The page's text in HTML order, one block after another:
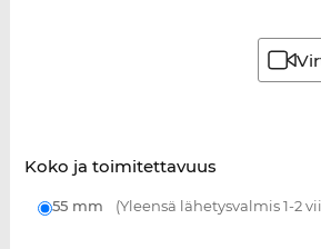
Koko ja toimitettavuus
55 mm (Yleensä lähetysvalmis 1-2